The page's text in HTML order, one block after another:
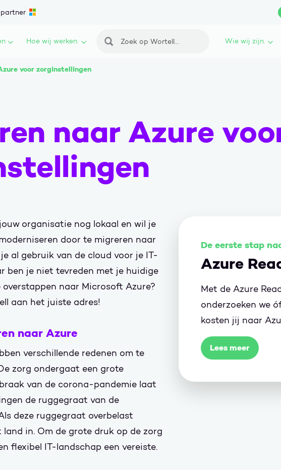
Hoe wij werken. Zoeken Wie wij zijn.
voor zorginstellingen
naar Azure
organisatie nog lokaal en wil je
door te migreren naar
al gebruik van de cloud voor je IT-
ben je niet tevreden met je huidige
overstappen naar Microsoft Azure?
aan het juiste adres!
naar Azure
verschillende redenen om te
zorg ondergaat een grote
van de corona-pandemie laat
de ruggegraat van de
deze ruggegraat overbelast
in. Om de grote druk op de zorg
flexibel IT-landschap een vereiste.
De eerste stap
Azure
Met de Azure
onderzoeken we
kosten jij naar
Lees meer